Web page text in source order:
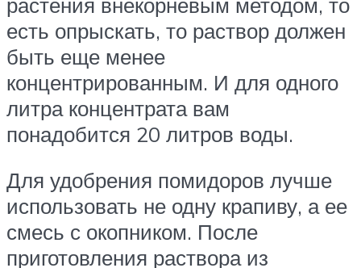
есть опрыскать, то раствор должен
быть еще менее
концентрированным. И для одного
литра концентрата вам
понадобится 20 литров воды.
Для удобрения помидоров лучше
использовать не одну крапиву, а ее
смесь с окопником. После
приготовления раствора из